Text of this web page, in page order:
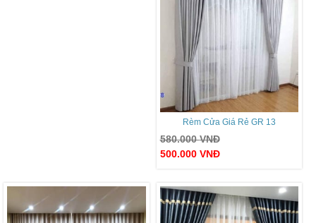
Rèm Cửa Giá Rẻ GR 13
580.000VNĐ
500.000 VNĐ